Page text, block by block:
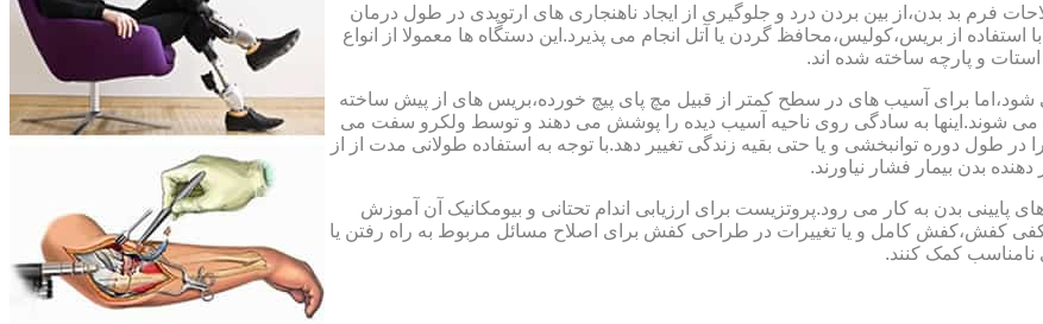
فرم بد بدن،از بین بردن درد و جلوگیری از ایجاد ناهنجاری های ارتوپدی در طول درمان
از بریس،کولیس،محافظ گردن یا آتل انجام می پذیرد.این دستگاه ها معمولا از انواع
استات و پارچه ساخته شده اند.
برای آسیب های در سطح کمتر از قبیل مچ پای پیچ خورده،بریس های از پیش ساخته
می شوند.اینها به سادگی روی ناحیه آسیب دیده را پوشش می دهند و توسط ولکرو سفت می
طول دوره توانبخشی و یا حتی بقیه زندگی تغییر دهد.با توجه به استفاده طولانی مدت از از
بدن بیمار فشار نیاورند.
بدن به کار می رود.پروتزیست برای ارزیابی اندام تحتانی و بیومکانیک آن آموزش
کفی کفش،کفش کامل و یا تغییرات در طراحی کفش برای اصلاح مسائل مربوط به راه رفتن یا
نامناسب کمک کنند.